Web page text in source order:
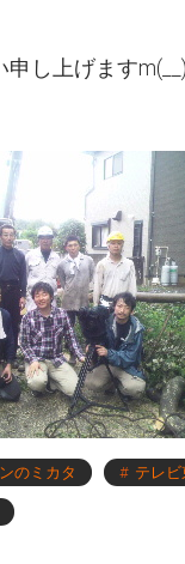
申し上げます
のミカタ テレ